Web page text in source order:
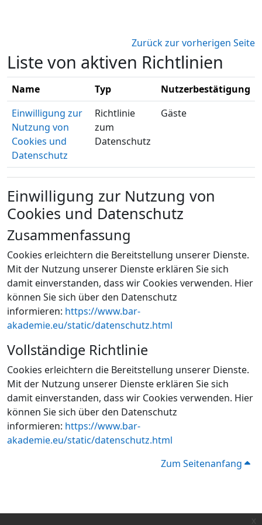
Zurück zur vorherigen Seite
Liste von aktiven Richtlinien
Name Typ
Nutzerbestätigung
Einwilligung zur
Nutzung von
Cookies und
Datenschutz
Richtlinie
zum
Datenschutz
Gäste
Einwilligung zur Nutzung von
Cookies und Datenschutz
Zusammenfassung
Cookies erleichtern die Bereitstellung unserer Dienste.
Mit der Nutzung unserer Dienste erklären Sie sich
damit einverstanden, dass wir Cookies verwenden. Hier
können Sie sich über den Datenschutz
informieren: https://www.bar-
akademie.eu/static/datenschutz.html
Vollständige Richtlinie
Cookies erleichtern die Bereitstellung unserer Dienste.
Mit der Nutzung unserer Dienste erklären Sie sich
damit einverstanden, dass wir Cookies verwenden. Hier
können Sie sich über den Datenschutz
informieren: https://www.bar-
akademie.eu/static/datenschutz.html
Zum Seitenanfang